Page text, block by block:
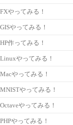
FXやってみる！
GISやってみる！
HP作ってみる！
Linuxやってみる！
Macやってみる！
MNISTやってみる！
Octaveやってみる！
PHPやってみる！